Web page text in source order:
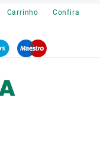
Carrinho Confira